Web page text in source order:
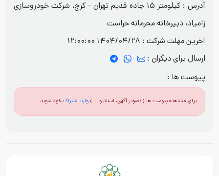
آدرس : کیلومتر ۱۵ جاده قدیم تهران - کرج، شرکت خودروسازی
زامیاد، دبیرخانه محرمانه حراست
آخرین مهلت شرکت : 1404/04/28 12:00:00
ارسال برای دیگران :
پیوست ها :
برای مشاهده پیوست ها ( تصویر آگهی، اسناد و ... ) وارد اشتراکخود شوید.